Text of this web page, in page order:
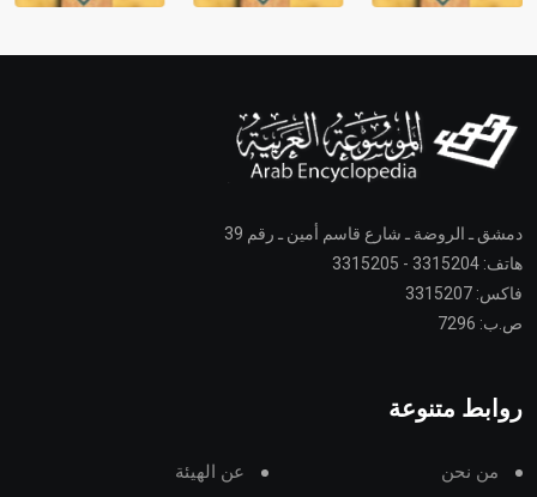
دمشق ـ الروضة ـ شارع قاسم أمين ـ رقم 39
هاتف: 3315204 - 3315205
فاكس: 3315207
ص.ب: 7296
روابط متنوعة
من نحن عن الهيئة